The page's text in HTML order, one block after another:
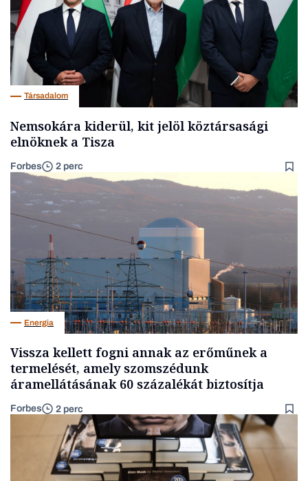
Társadalom
Nemsokára kiderül, kit jelöl köztársasági
elnöknek a Tisza
Forbes 2 perc
Energia
Vissza kellett fogni annak az erőműnek a
termelését, amely szomszédunk
áramellátásának 60 százalékát biztosítja
Forbes 2 perc